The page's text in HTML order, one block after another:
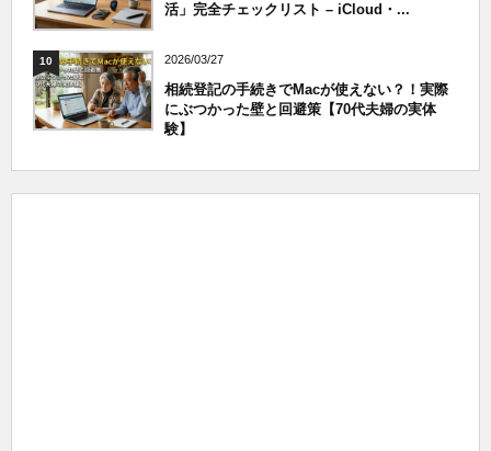
活」完全チェックリスト – iCloud・...
10 2026/03/27
相続登記の手続きでMacが使えない？！実際
にぶつかった壁と回避策【70代夫婦の実体
験】